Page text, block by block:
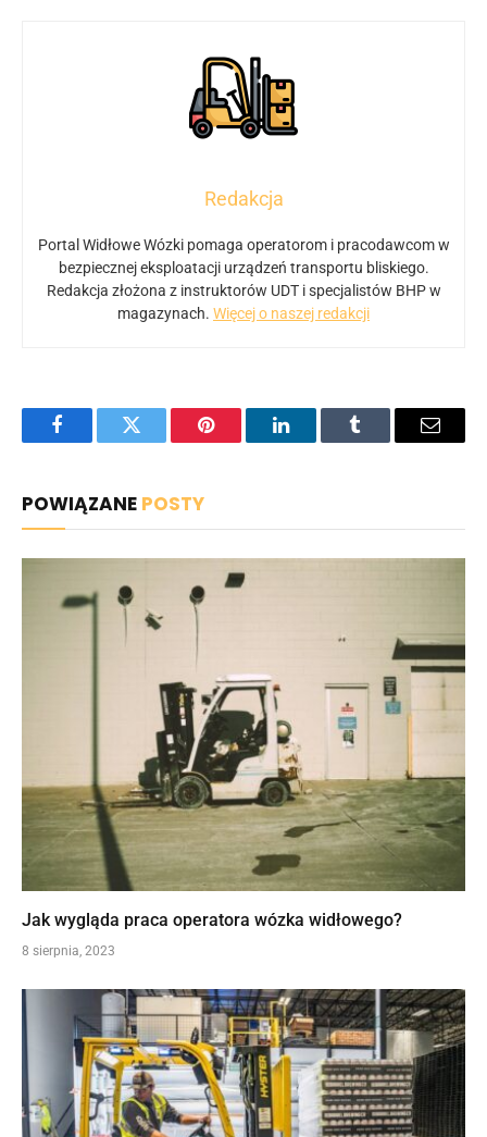
Redakcja
Portal Widłowe Wózki pomaga operatorom i pracodawcom w
bezpiecznej eksploatacji urządzeń transportu bliskiego.
Redakcja złożona z instruktorów UDT i specjalistów BHP w
magazynach. Więcej o naszej redakcji
FacebookTwitter Pinterest LinkedInTumblr
E-
POWIĄZANE POSTY
Jak wygląda praca operatora wózka widłowego?
8 sierpnia, 2023